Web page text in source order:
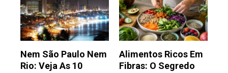
Nem São Paulo Nem
Rio: Veja As 10
Alimentos Ricos Em
Fibras: O Segredo